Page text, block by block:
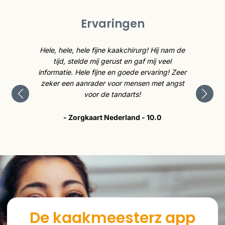
Ervaringen
Hele, hele, hele fijne kaakchirurg! Hij nam de
tijd, stelde mij gerust en gaf mij veel
informatie. Hele fijne en goede ervaring! Zeer
zeker een aanrader voor mensen met angst
voor de tandarts!
- Zorgkaart Nederland - 10.0
De kaakmeesterz app